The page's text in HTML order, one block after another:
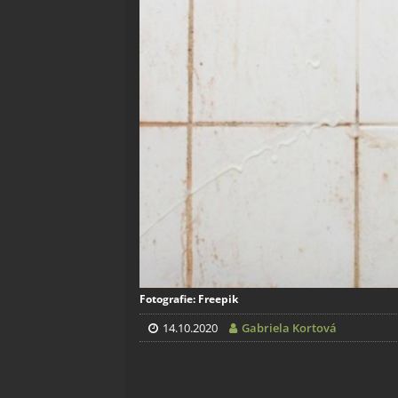
Fotografie: Freepik
14.10.2020 Gabriela Kortová